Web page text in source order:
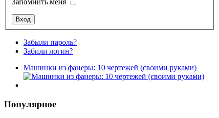
Запомнить меня
Забыли пароль?
Забили логин?
Машинки из фанеры: 10 чертежей (своими руками)
Популярное